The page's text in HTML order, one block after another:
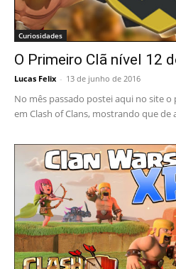
Curiosidades
O Primeiro Clã nível 12
Lucas Felix - 13 de junho de 2016
No mês passado postei aqui no site
em Clash of Clans, mostrando que de